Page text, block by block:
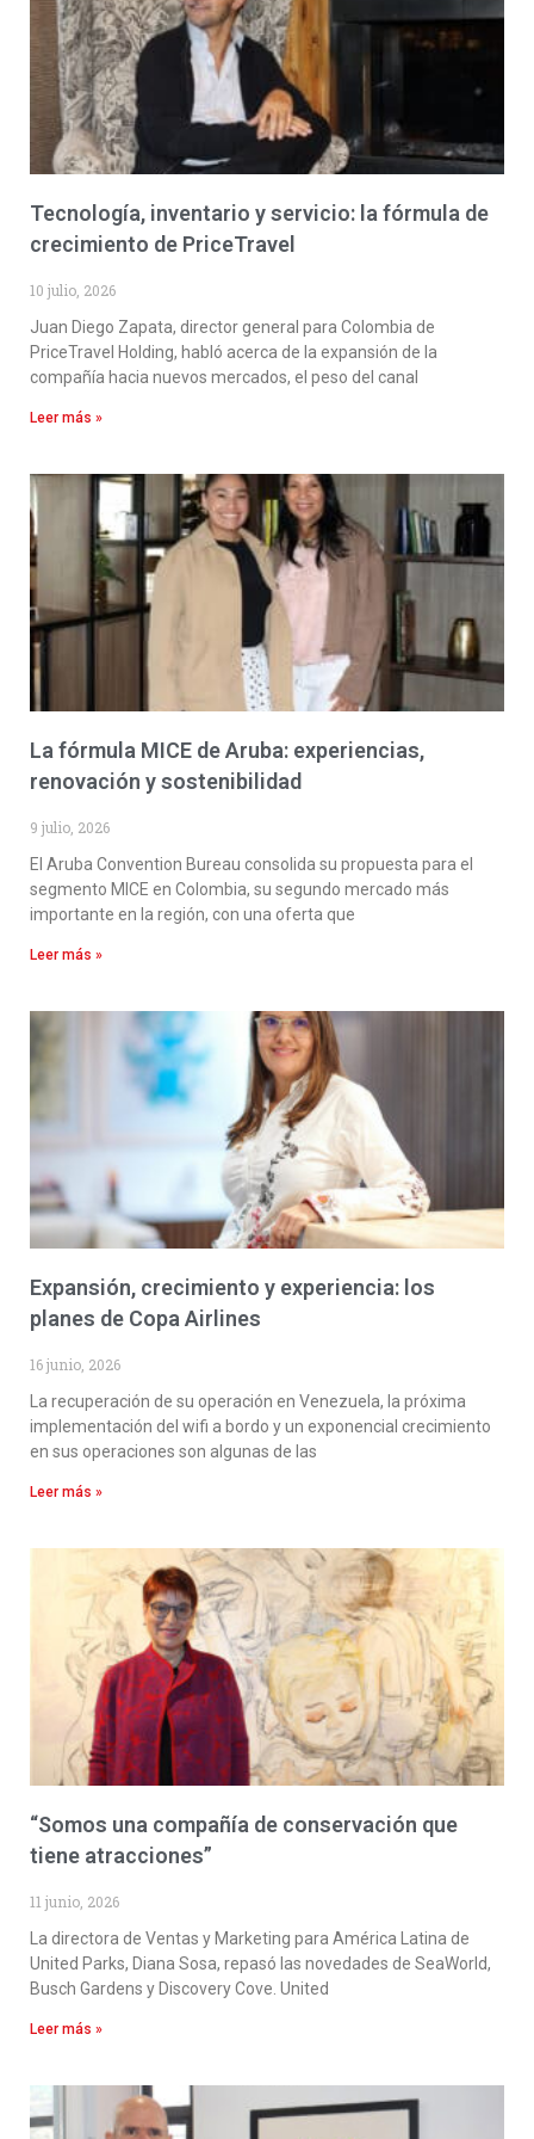
Tecnología, inventario y servicio: la fórmula de
crecimiento de PriceTravel
10 julio, 2026
Juan Diego Zapata, director general para Colombia de
PriceTravel Holding, habló acerca de la expansión de la
compañía hacia nuevos mercados, el peso del canal
Leer más »
La fórmula MICE de Aruba: experiencias,
renovación y sostenibilidad
9 julio, 2026
El Aruba Convention Bureau consolida su propuesta para el
segmento MICE en Colombia, su segundo mercado más
importante en la región, con una oferta que
Leer más »
Expansión, crecimiento y experiencia: los
planes de Copa Airlines
16 junio, 2026
La recuperación de su operación en Venezuela, la próxima
implementación del wifi a bordo y un exponencial crecimiento
en sus operaciones son algunas de las
Leer más »
“Somos una compañía de conservación que
tiene atracciones”
11 junio, 2026
La directora de Ventas y Marketing para América Latina de
United Parks, Diana Sosa, repasó las novedades de SeaWorld,
Busch Gardens y Discovery Cove. United
Leer más »